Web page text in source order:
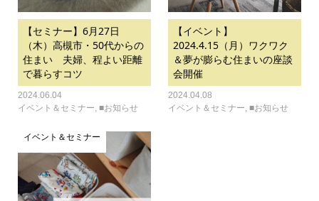
【セミナー】6月27日
（木）高槻市・50代からの
住まい 夫婦、程よい距離
で暮らすコツ
2024.06.04
イベント＆セミナー, ■お知らせ
【イベント】
2024.4.15（月）ワクワク
＆夢が膨らむ住まいの座談
会開催
2024.04.08
イベント＆セミナー,■お知らせ
イベント＆セミナー